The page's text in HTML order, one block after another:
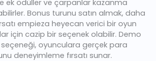
ek ödüller ve çarpanlar kazanma
Bonus turunu satın almak, daha
empieza heyecan verici bir oyun
için cazip bir seçenek olabilir. Demo
oyunculara gerçek para
deneyimleme fırsatı sunar.